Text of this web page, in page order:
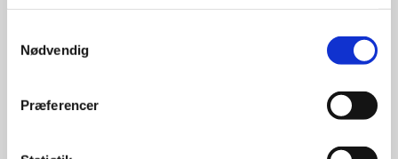
Nødvendig
Præferencer
Frisholm: Them Kirke lørdag den 10/4
Frisholm Inklusionscenter: Them Kirke lørdag